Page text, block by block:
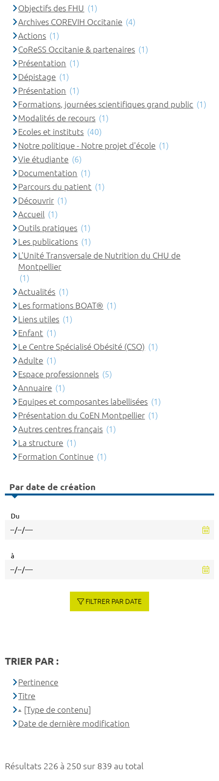
Résultats 226 à 250 sur 839 au total
Objectifs des FHU (1)
Archives COREVIH Occitanie (4)
Actions (1)
CoReSS Occitanie & partenaires (1)
Présentation (1)
Dépistage (1)
Présentation (1)
Formations, journées scientifiques grand public (1)
Modalités de recours (1)
Ecoles et instituts (40)
Notre politique - Notre projet d'école (1)
Vie étudiante (6)
Documentation (1)
Parcours du patient (1)
Découvrir (1)
Accueil (1)
Outils pratiques (1)
Les publications (1)
L'Unité Transversale de Nutrition du CHU de
Montpellier
(1)
Actualités (1)
Les formations BOAT® (1)
Liens utiles (1)
Enfant (1)
Le Centre Spécialisé Obésité (CSO) (1)
Adulte (1)
Espace professionnels (5)
Annuaire (1)
Equipes et composantes labellisées (1)
Présentation du CoEN Montpellier (1)
Autres centres français (1)
La structure (1)
Formation Continue (1)
Par date de création
Du
à
FILTRER PAR DATE
TRIER PAR :
Pertinence
Titre
[Type de contenu]
Date de dernière modification